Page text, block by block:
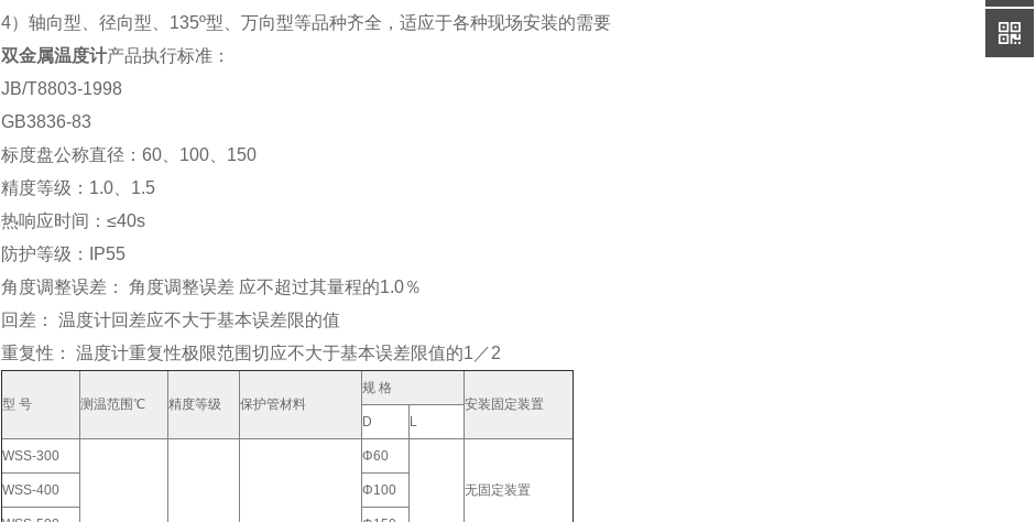
4）轴向型、径向型、135º型、万向型等品种齐全，适应于各种现场安装的需要
双金属温度计产品执行标准：
JB/T8803-1998
GB3836-83
标度盘公称直径：60、100、150
精度等级：1.0、1.5
热响应时间：≤40s
防护等级：IP55
角度调整误差： 角度调整误差 应不超过其量程的1.0％
回差： 温度计回差应不大于基本误差限的值
重复性： 温度计重复性极限范围切应不大于基本误差限值的1／2
型 号 测温范围℃ 精度等级 保护管材料
规 格
安装固定装置
D
L
WSS-300 Φ60
无固定装置
WSS-400 Φ100